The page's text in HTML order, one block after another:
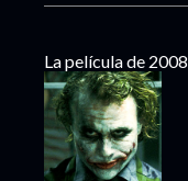
La película de 2008